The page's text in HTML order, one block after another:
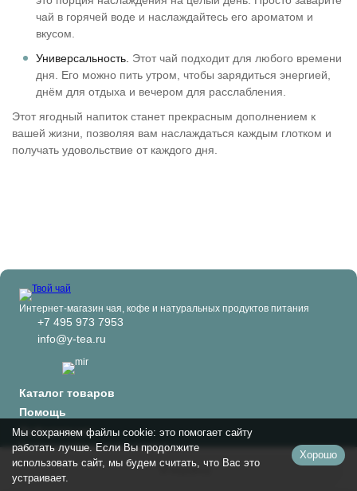
В корзину
чай в горячей воде и наслаждайтесь его ароматом и
вкусом.
Универсальность. Этот чай подходит для любого времени
дня. Его можно пить утром, чтобы зарядиться энергией,
днём для отдыха и вечером для расслабления.
Этот ягодный напиток станет прекрасным дополнением к
вашей жизни, позволяя вам наслаждаться каждым глотком и
получать удовольствие от каждого дня.
Интернет-магазин чая, кофе и натуральных продуктов питания
+7 495 973 7953
info@y-tea.ru
Каталог товаров
Помощь
Информация
Политика персональных данных
© 2024-2026 Твой чай
Мы сохраняем файлы cookie: это помогает сайту
работать лучше. Если Вы продолжите
использовать сайт, мы будем считать, что Вас это
устраивает.
Хорошо